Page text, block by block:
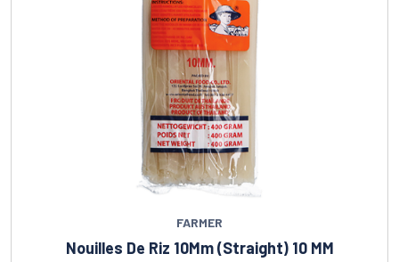
FARMER
Nouilles De Riz 10Mm (Straight) 10 MM